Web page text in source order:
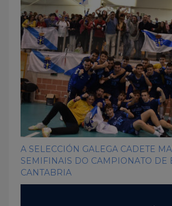
A SELECCIÓN GALEGA CADETE
SEMIFINAIS DO CAMPIONATO DE
CANTABRIA